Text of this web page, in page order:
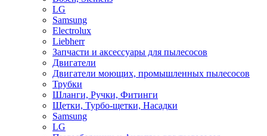
LG
Samsung
Electrolux
Liebherr
Запчасти и аксессуары для пылесосов
Двигатели
Двигатели моющих, промышленных пылесосов
Трубки
Шланги, Ручки, Фитинги
Щетки, Турбо-щетки, Насадки
Samsung
LG